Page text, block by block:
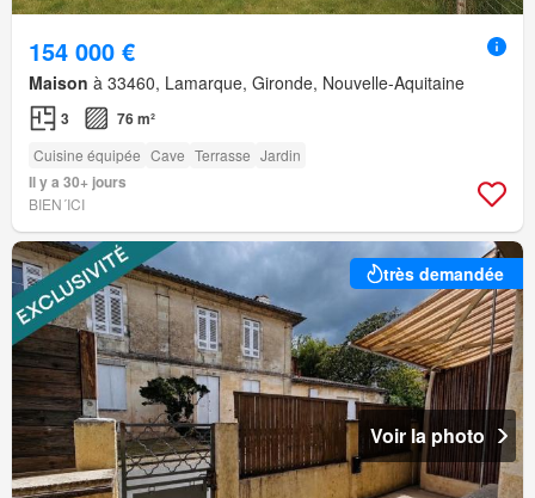
154 000 €
Maison à 33460, Lamarque, Gironde, Nouvelle-Aquitaine
3 76 m²
Cuisine équipée Cave Terrasse Jardin
Il y a 30+ jours
BIEN´ICI
très demandée
Voir la photo